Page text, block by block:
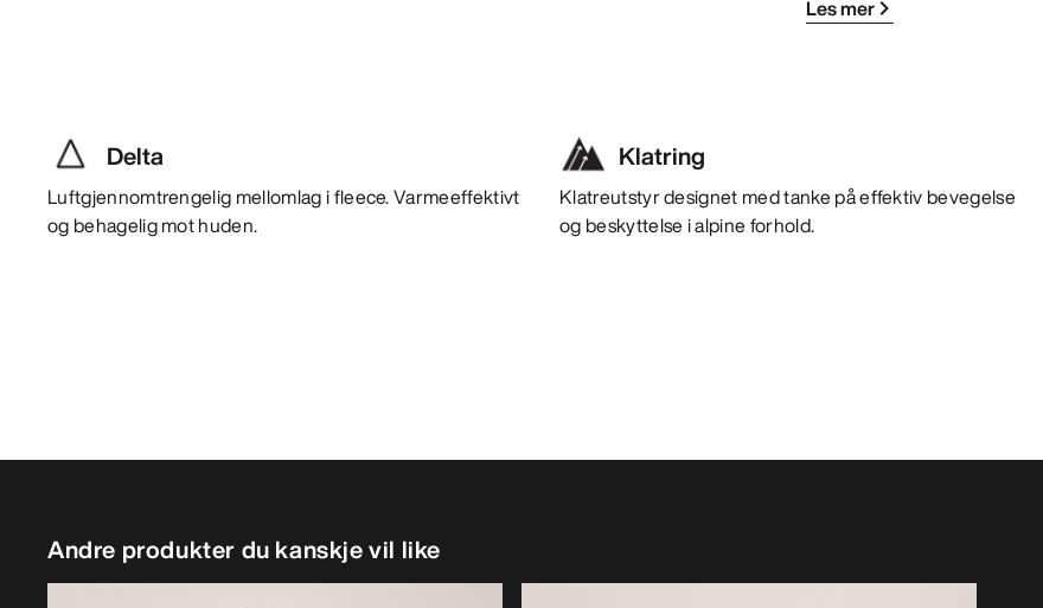
Les mer
Delta
Luftgjennomtrengelig mellomlag i fleece. Varmeeffektivt
og behagelig mot huden.
Klatring
Klatreutstyr designet med tanke på effektiv bevegelse
og beskyttelse i alpine forhold.
Andre produkter du kanskje vil like